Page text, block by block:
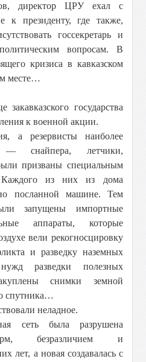
директор ЦРУ ехал с
к президенту, где также,
госсекретарь и
вопросам. В
кризиса в кавказском
месте…
государства
к военной акции.
а резервисты наиболее
— снайпера, летчики,
призваны специальным
Каждого из них из дома
посланной машине. Тем
запущены импортные
аппараты, которые
вели рекогносцировку
и разведку наземных
разведки полезных
снимки земной
спутника…
неладное.
сеть была разрушена
безразличием и
лет, а новая создавалась с